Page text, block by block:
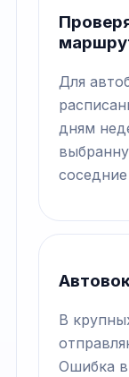
Для
дням
В
Ошибка в